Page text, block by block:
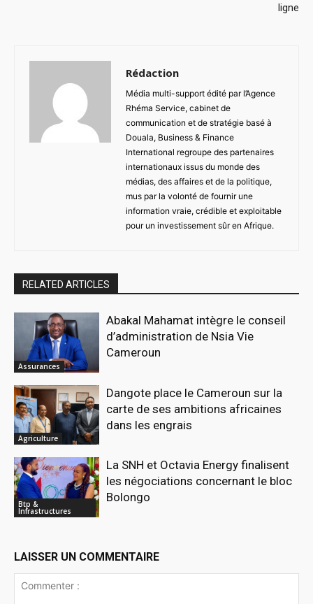
ligne
Rédaction
Média multi-support édité par l’Agence
Rhéma Service, cabinet de
communication et de stratégie basé à
Douala, Business & Finance
International regroupe des partenaires
internationaux issus du monde des
médias, des affaires et de la politique,
mus par la volonté de fournir une
information vraie, crédible et exploitable
pour un investissement sûr en Afrique.
RELATED ARTICLES
Assurances
Abakal Mahamat intègre le conseil
d’administration de Nsia Vie
Cameroun
Agriculture
Dangote place le Cameroun sur la
carte de ses ambitions africaines
dans les engrais
Btp &
Infrastructures
La SNH et Octavia Energy finalisent
les négociations concernant le bloc
Bolongo
LAISSER UN COMMENTAIRE